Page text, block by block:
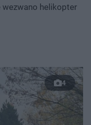
wezwano helikopter
4